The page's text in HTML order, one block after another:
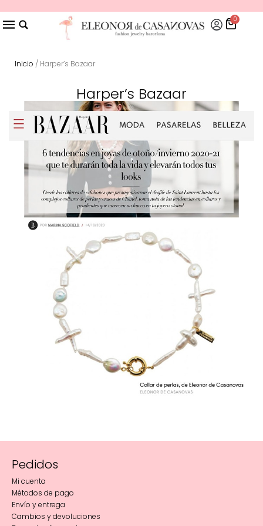
0
Inicio / Harper’s Bazaar
Harper’s Bazaar
Pedidos
Mi cuenta
Métodos de pago
Envío y entrega
Cambios y devoluciones